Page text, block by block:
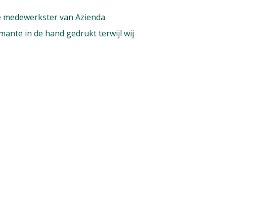
van Azienda
in de hand gedrukt terwijl wij